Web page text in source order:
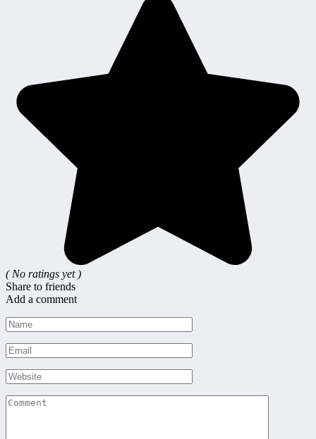
( No ratings yet )
Share to friends
Add a comment
Name
*
Email
*
Website
Comment